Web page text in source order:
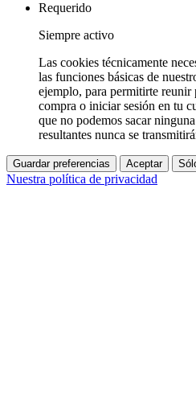
Requerido
Siempre activo
Las cookies técnicamente
las funciones básicas de
ejemplo, para permitirte reunir
compra o iniciar sesión en tu
que no podemos sacar
resultantes nunca se
Guardar preferencias Aceptar
Nuestra política de privacidad